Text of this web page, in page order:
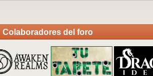
Colaboradores del foro